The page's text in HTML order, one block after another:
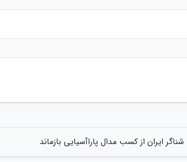
شناگر ایران از کسب مدال پاراآسیایی بازماند